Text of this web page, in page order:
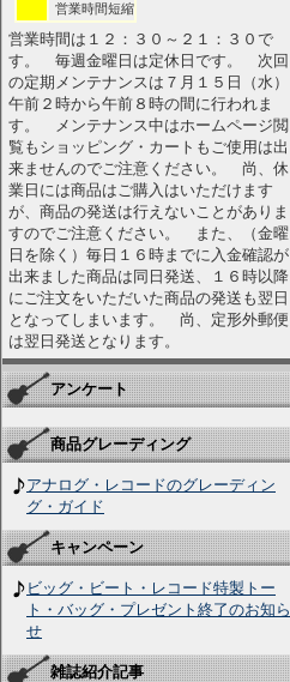
営業時間短縮
営業時間は１２：３０～２１：３０で
す。 毎週金曜日は定休日です。 次回
の定期メンテナンスは７月１５日（水）
午前２時から午前８時の間に行われま
す。 メンテナンス中はホームページ閲
覧もショッピング・カートもご使用は出
来ませんのでご注意ください。 尚、休
業日には商品はご購入はいただけます
が、商品の発送は行えないことがありま
すのでご注意ください。 また、（金曜
日を除く）毎日１６時までに入金確認が
出来ました商品は同日発送、１６時以降
にご注文をいただいた商品の発送も翌日
となってしまいます。 尚、定形外郵便
は翌日発送となります。
アンケート
商品グレーディング
アナログ・レコードのグレーディン
グ・ガイド
キャンペーン
ビッグ・ビート・レコード特製トー
ト・バッグ・プレゼント終了のお知ら
せ
雑誌紹介記事